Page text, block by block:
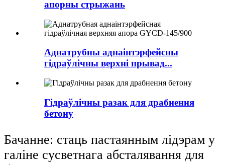
апорны стрыжань
Аднатрубны аднаінтэрфейсны
гідраўлічны верхні прывад...
Гідраўлічны разак для драбнення
бетону
Бачанне: стаць пастаянным лідэрам у
галіне сусветнага абсталявання для